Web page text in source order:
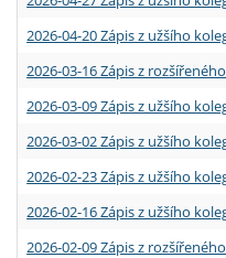
2026-04-20 Zápis z užšího
2026-03-16 Zápis z
2026-03-09 Zápis z užšího
2026-03-02 Zápis z užšího
2026-02-23 Zápis z užšího
2026-02-16 Zápis z užšího
2026-02-09 Zápis z